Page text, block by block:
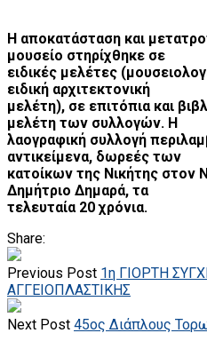
Η αποκατάσταση και
μουσείο στηρίχθηκε σε
ειδικές μελέτες
ειδική αρχιτεκτονική
μελέτη), σε επιτόπια και
μελέτη των συλλογών. Η
λαογραφική συλλογή
αντικείμενα, δωρεές των
κατοίκων της Νικήτης στον
Δημήτριο Δημαρά, τα
τελευταία 20 χρόνια.
Share:
Previous Post 1η ΓΙΟΡΤΗ
ΑΓΓΕΙΟΠΛΑΣΤΙΚΗΣ
Next Post 45ος Διάπλους